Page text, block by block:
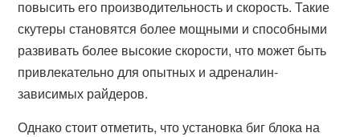
повысить его производительность и скорость. Такие
скутеры становятся более мощными и способными
развивать более высокие скорости, что может быть
привлекательно для опытных и адреналин-
зависимых райдеров.
Однако стоит отметить, что установка биг блока на